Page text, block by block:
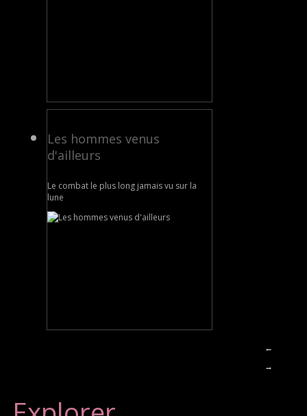
Les hommes venus
d'ailleurs
Le combat le plus long jamais vu sur la
lune
←
→